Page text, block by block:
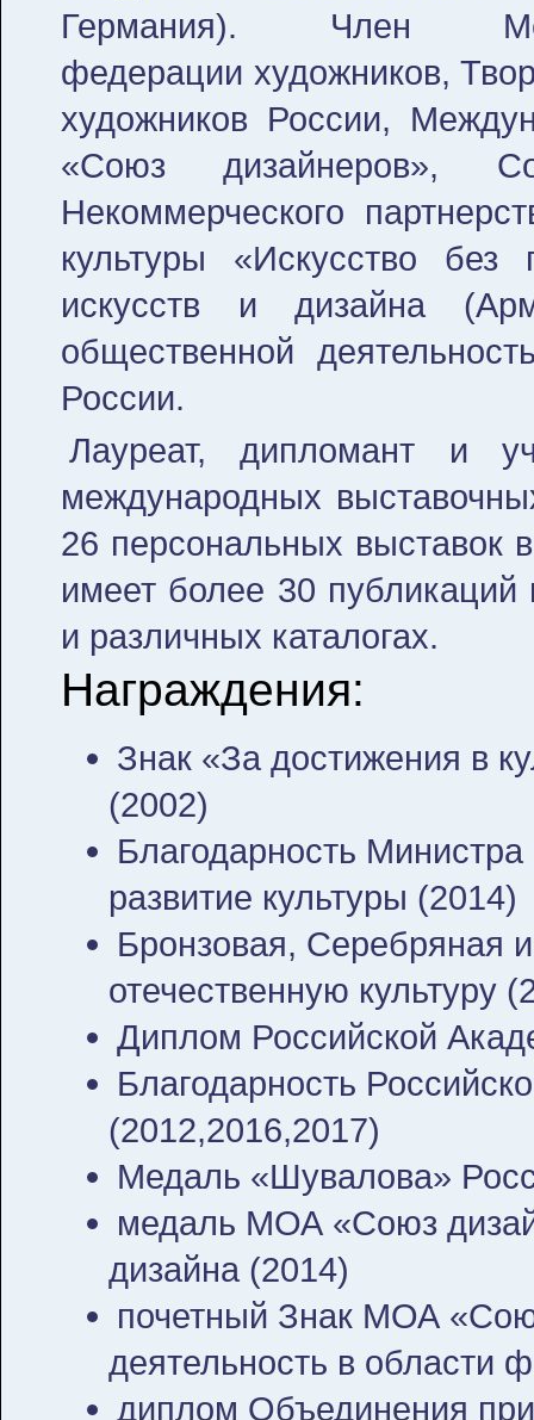
Германия). Член
федерации художников,
художников России,
«Союз дизайнеров»,
Некоммерческого
культуры «Искусство
искусств и дизайна
общественной
России.
Лауреат, дипломант и
международных
26 персональных выставок
имеет более 30 публикаций
и различных каталогах.
Награждения:
Знак «За достижения в
(2002)
Благодарность
развитие культуры (2014)
Бронзовая, Серебряная
отечественную культуру
Диплом Российской
Благодарность
(2012,2016,2017)
Медаль «Шувалова»
медаль МОА «Союз
дизайна (2014)
почетный Знак МОА
деятельность в области
диплом Объединения